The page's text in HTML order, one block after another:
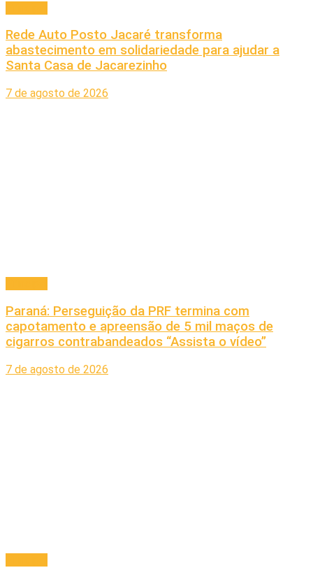
Rede Auto Posto Jacaré transforma
abastecimento em solidariedade para ajudar a
Santa Casa de Jacarezinho
7 de agosto de 2026
Paraná: Perseguição da PRF termina com
capotamento e apreensão de 5 mil maços de
cigarros contrabandeados “Assista o vídeo”
7 de agosto de 2026